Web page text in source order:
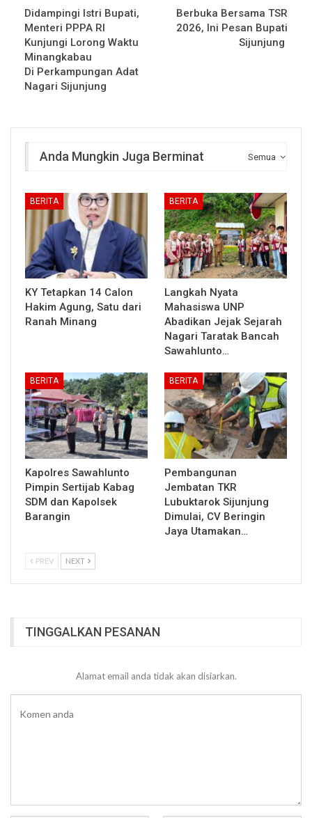
Didampingi Istri Bupati,
Menteri PPPA RI
Kunjungi Lorong Waktu
Minangkabau
Di Perkampungan Adat
Nagari Sijunjung
Berbuka Bersama TSR
2026, Ini Pesan Bupati
Sijunjung
Semua
Anda Mungkin Juga Berminat
BERITA
KY Tetapkan 14 Calon
Hakim Agung, Satu dari
Ranah Minang
BERITA
Langkah Nyata
Mahasiswa UNP
Abadikan Jejak Sejarah
Nagari Taratak Bancah
Sawahlunto…
BERITA
Kapolres Sawahlunto
Pimpin Sertijab Kabag
SDM dan Kapolsek
Barangin
BERITA
Pembangunan
Jembatan TKR
Lubuktarok Sijunjung
Dimulai, CV Beringin
Jaya Utamakan…
PREV NEXT
TINGGALKAN PESANAN
Alamat email anda tidak akan disiarkan.